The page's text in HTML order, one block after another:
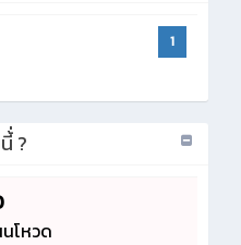
1
?
โหวด